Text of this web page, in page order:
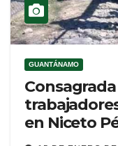
GUANTÁNAMO
en Niceto